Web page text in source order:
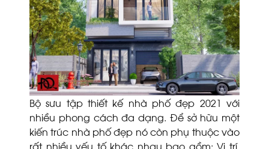
Bộ sưu tập thiết kế nhà phố đẹp 2021 với
nhiều phong cách đa dạng. Để sở hữu một
kiến trúc nhà phố đẹp nó còn phụ thuộc vào
rất nhiều yếu tố khác nhau bao gồm: Vị trí,